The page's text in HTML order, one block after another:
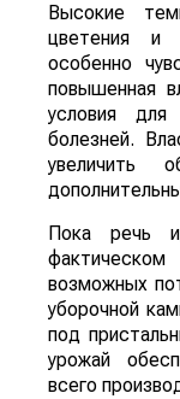
Высокие
цветения и
особенно
повышенная
условия для
болезней.
увеличить
Пока речь
возможных
уборочной
под
урожай
всего